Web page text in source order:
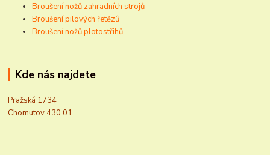
Broušení nožů zahradních strojů
Broušení pilových řetězů
Broušení nožů plotostřihů
Kde nás najdete
Pražská 1734
Chomutov 430 01